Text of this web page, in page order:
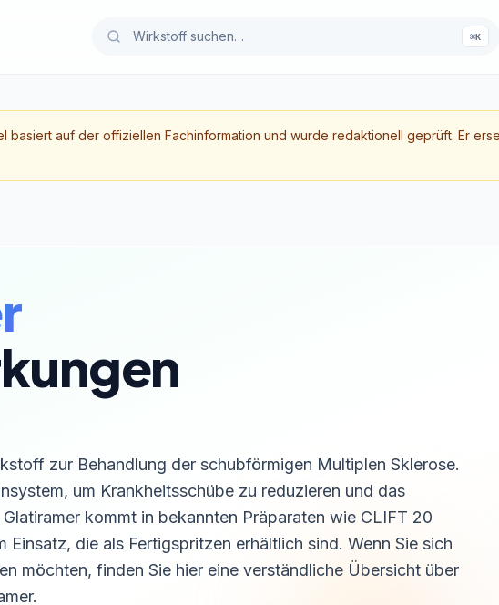
⌘K
basiert auf der offiziellen Fachinformation und wurde redaktionell geprüft. Er
zur Behandlung der schubförmigen Multiplen Sklerose.
um Krankheitsschübe zu reduzieren und das
kommt in bekannten Präparaten wie CLIFT 20
Einsatz, die als Fertigspritzen erhältlich sind. Wenn Sie sich
möchten, finden Sie hier eine verständliche Übersicht über